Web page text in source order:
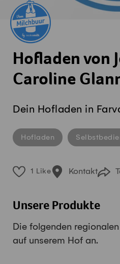
Hofladen von
Caroline
Dein Hofladen in
Hofladen
1 Like Kontakt
Unsere Produkte
Die folgenden
auf unserem Hof an.